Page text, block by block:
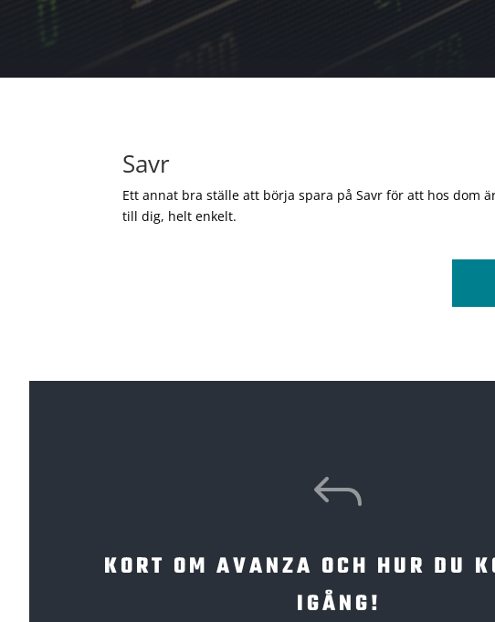
Savr
Ett annat bra ställe att börja spara på Savr för att hos
till dig, helt enkelt.
J
KORT OM AVANZA OCH HUR DU
IGÅNG!